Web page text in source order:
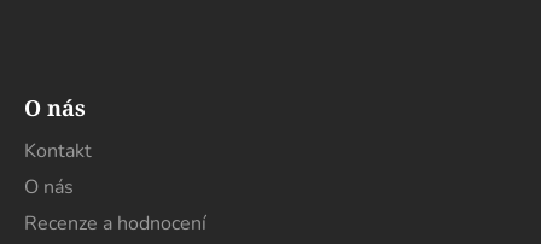
O nás
Kontakt
O nás
Recenze a hodnocení